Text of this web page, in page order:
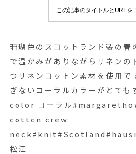
この記事のタイトルとURLを
珊瑚色のスコットランド製の春
で温かみがありながらリネンの
つリネンコットン素材を使用で
ぎないコーラルカラーがとても
color コーラル
cotton crew
松江